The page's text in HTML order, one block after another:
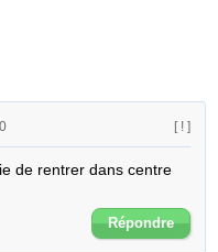
[ ! ]
de rentrer dans centre
Répondre